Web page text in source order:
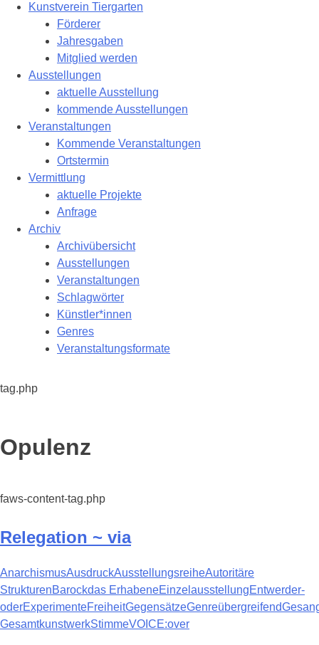
Kunstverein Tiergarten
Förderer
Jahresgaben
Mitglied werden
Ausstellungen
aktuelle Ausstellung
kommende Ausstellungen
Veranstaltungen
Kommende Veranstaltungen
Ortstermin
Vermittlung
aktuelle Projekte
Anfrage
Archiv
Archivübersicht
Ausstellungen
Veranstaltungen
Schlagwörter
Künstler*innen
Genres
Veranstaltungsformate
tag.php
Schlagwort:
Opulenz
faws-content-tag.php
Relegation ~ via
AnarchismusAusdruckAusstellungsreiheAutoritäre
StrukturenBarockdas ErhabeneEinzelausstellungEntwerder-
oderExperimenteFreiheitGegensätzeGenreübergreifend
GesamtkunstwerkStimmeVOICE:over